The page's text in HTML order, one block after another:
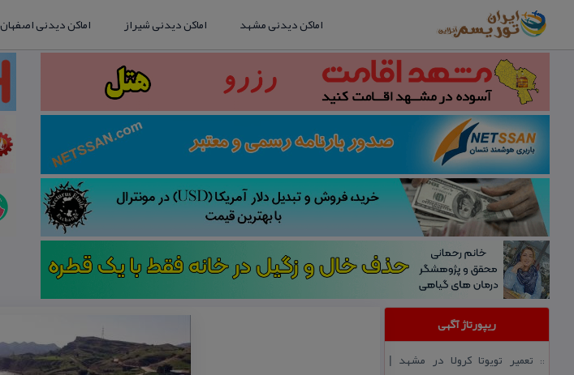
اماکن دیدنی مشهد اماکن دیدنی شیراز اماکن دیدنی اصفهان
ریپورتاژ آگهی
:: تعمیر تویوتا كرولا در مشهد |